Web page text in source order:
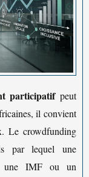
participatifpeut
il convient
Le crowdfunding
par lequel une
une IMF ou un